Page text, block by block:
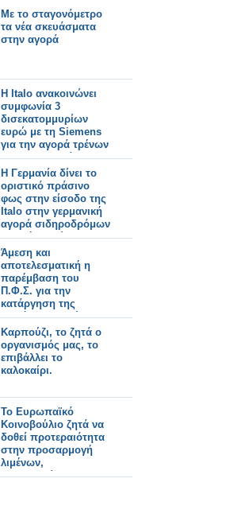
Mε το σταγονόμετρο
τα νέα σκευάσματα
στην αγορά
Η Italo ανακοινώνει
συμφωνία 3
δισεκατομμυρίων
ευρώ με τη Siemens
για την αγορά τρένων
για τη Γερμανία.
Η Γερμανία δίνει το
οριστικό πράσινο
φως στην είσοδο της
Italo στην γερμανική
αγορά σιδηροδρόμων
υψηλής ταχύτητας.
Άμεση και
αποτελεσματική η
παρέμβαση του
Π.Φ.Σ. για την
κατάργηση της
παράνομης χρήσης
του πράσινου
σταυρού από
καταστήματα
HONDOS CENTER
Καρπούζι, το ζητά ο
οργανισμός μας, το
επιβάλλει το
καλοκαίρι.
Το Ευρωπαϊκό
Κοινοβούλιο ζητά να
δοθεί προτεραιότητα
στην προσαρμογή
λιμένων,
αεροδρομίων και